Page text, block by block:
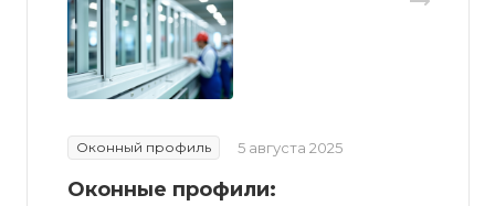
Оконный профиль 5 августа 2025
Оконные профили: